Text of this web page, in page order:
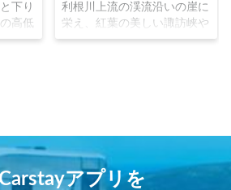
下り
高低
は長
利根川上流の渓流沿いの崖に
栄え、紅葉の美しい諏訪峡や
水上峡に囲まれています。温
アプリを